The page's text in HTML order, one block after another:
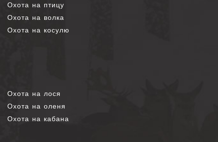
Охота на птицу
Охота на волка
Охота на косулю
Охота на лося
Охота на оленя
Охота на кабана